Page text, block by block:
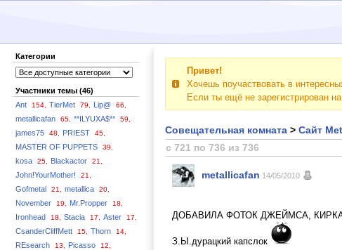
Категории
Участники темы (46)
Ant
154, TierMet 79, Lip@ 66,
metallicafan 65, **ILYUXA$** 59,
james75 48, PRIEST 45,
MASTER OF PUPPETS 39,
kosa 25, Blackactor 21,
John!YourMother! 21,
Gofmetal 21, metallica 20,
November 19, Mr.Propper 18,
Ironhead 18, Stacia 17, Aster 17,
CsanderCliffMett 15, Thorn 14,
REsearch 13, Picasso 12,
Привет!
Хочешь поучаствовать в
Если ты ещё не зарегистрирован
Совещательная комната > Сайт
с 721 по 736 из 736
metallicafan 14/05/2010
ДОБАВИЛА ФОТОК ДЖЕЙМСА,
З.Ы.дурацкий капслок